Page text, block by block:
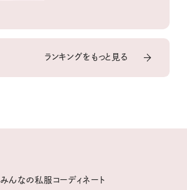
ランキングをもっと見る
みんなの私服コーディネート